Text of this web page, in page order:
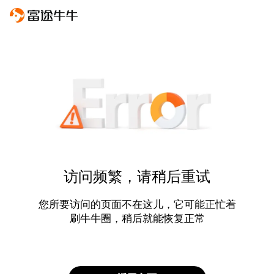
访问频繁，请稍后重试
您所要访问的页面不在这儿，它可能正忙着
刷牛牛圈，稍后就能恢复正常